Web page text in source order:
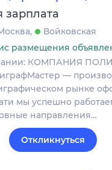
зарплата
Войковская
размещения
КОМПАНИЯ
—
рынке
мы успешно
направления…
Откликнуться